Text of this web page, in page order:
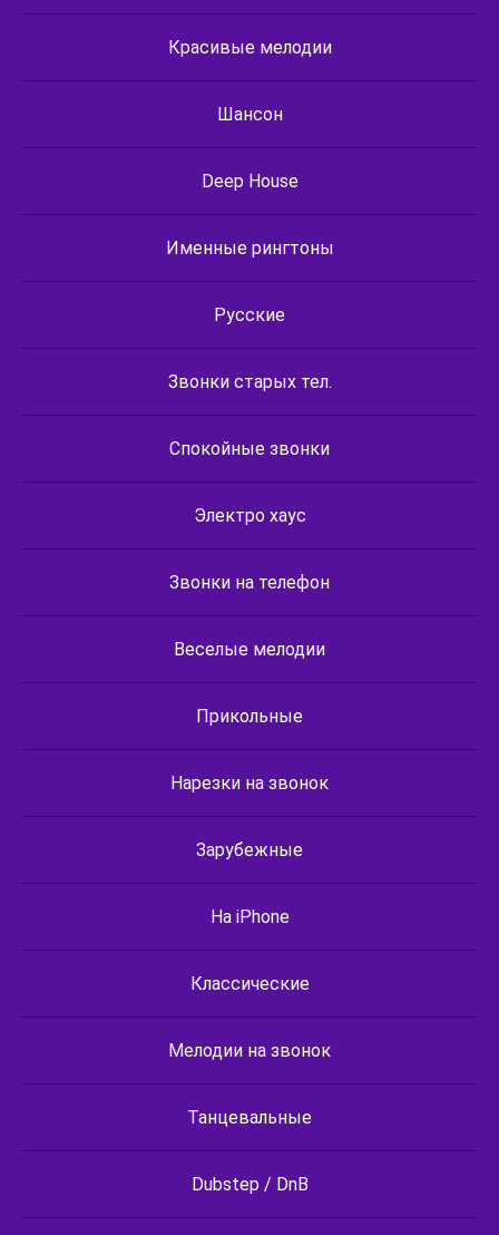
Красивые мелодии
Шансон
Deep House
Именные рингтоны
Русские
Звонки старых тел.
Спокойные звонки
Электро хаус
Звонки на телефон
Веселые мелодии
Прикольные
Нарезки на звонок
Зарубежные
На iPhone
Классические
Мелодии на звонок
Танцевальные
Dubstep / DnB